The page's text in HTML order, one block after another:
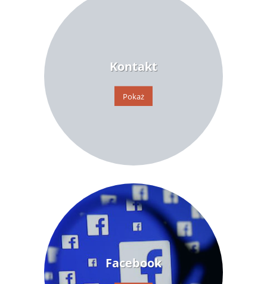
Kontakt
Pokaż
Facebook